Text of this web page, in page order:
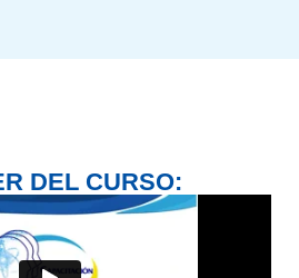
DEL CURSO: